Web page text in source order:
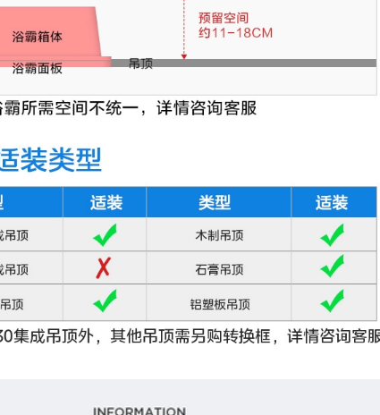
phòng tắm nhà ấm
đèn miễn phí cú
đấm đèn sưởi
âm trần
764,000
máy sưởi phòng
ấm bong bóng sưởi
ấm treo tường Yuba
bóng bong bóng
phòng tắm phòng
tắm chống cháy nổ
hộ gia đình nên
mua đèn sưởi nhà
tắm loại nào đèn
sưởi phòng tắm
290,000
Op Lighting Bóng
đèn sưởi nhà tắm
Yuba bóng đèn sưởi
nhà vệ sinh 275W
không thấm nước